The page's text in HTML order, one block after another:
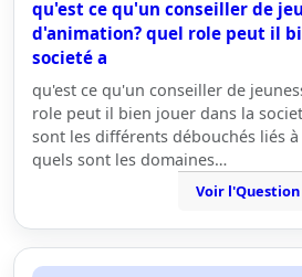
qu'est ce qu'un conseiller de
d'animation? quel role peut il
societé a
qu'est ce qu'un conseiller de
role peut il bien jouer dans la
sont les différents débouchés liés
quels sont les domaines…
Voir l'Question